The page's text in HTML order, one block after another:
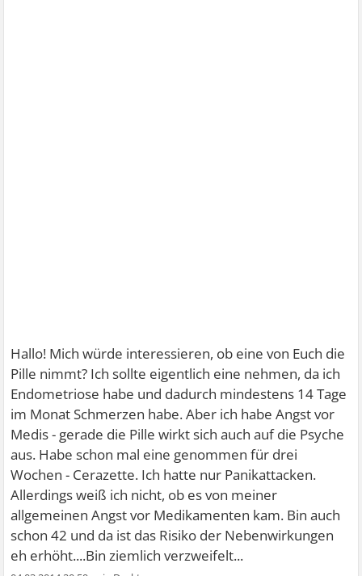
Hallo! Mich würde interessieren, ob eine von Euch die
Pille nimmt? Ich sollte eigentlich eine nehmen, da ich
Endometriose habe und dadurch mindestens 14 Tage
im Monat Schmerzen habe. Aber ich habe Angst vor
Medis - gerade die Pille wirkt sich auch auf die Psyche
aus. Habe schon mal eine genommen für drei
Wochen - Cerazette. Ich hatte nur Panikattacken.
Allerdings weiß ich nicht, ob es von meiner
allgemeinen Angst vor Medikamenten kam. Bin auch
schon 42 und da ist das Risiko der Nebenwirkungen
eh erhöht....Bin ziemlich verzweifelt...